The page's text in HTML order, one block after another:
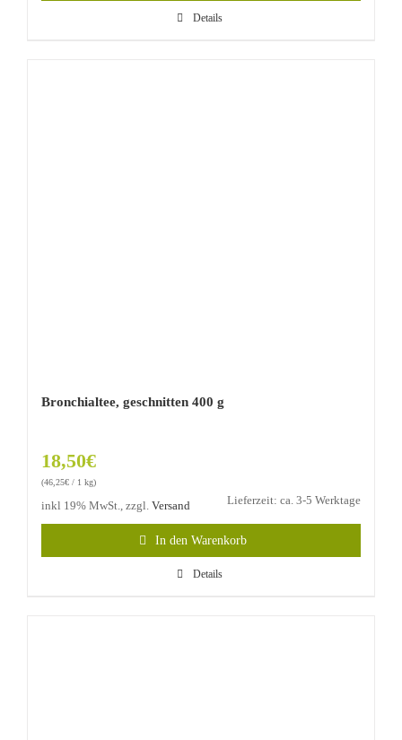
Details
Bronchialtee, geschnitten 400 g
18,50€
(46,25€ / 1 kg)
inkl 19% MwSt., zzgl. Versand Lieferzeit: ca. 3-5 Werktage
In den Warenkorb
Details